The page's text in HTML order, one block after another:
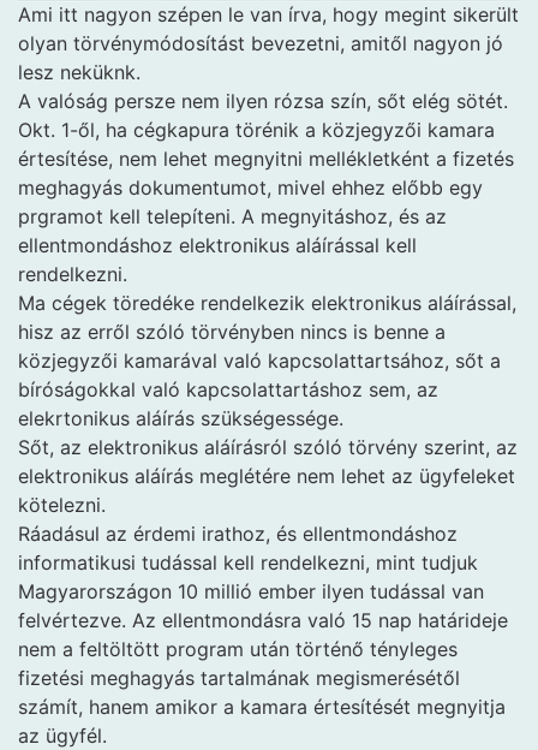
Ami itt nagyon szépen le van írva, hogy megint sikerült
olyan törvénymódosítást bevezetni, amitől nagyon jó
lesz neküknk.
A valóság persze nem ilyen rózsa szín, sőt elég sötét.
Okt. 1-ől, ha cégkapura törénik a közjegyzői kamara
értesítése, nem lehet megnyitni mellékletként a fizetés
meghagyás dokumentumot, mivel ehhez előbb egy
prgramot kell telepíteni. A megnyitáshoz, és az
ellentmondáshoz elektronikus aláírással kell
rendelkezni.
Ma cégek töredéke rendelkezik elektronikus aláírással,
hisz az erről szóló törvényben nincs is benne a
közjegyzői kamarával való kapcsolattartsához, sőt a
bíróságokkal való kapcsolattartáshoz sem, az
elekrtonikus aláírás szükségessége.
Sőt, az elektronikus aláírásról szóló törvény szerint, az
elektronikus aláírás meglétére nem lehet az ügyfeleket
kötelezni.
Ráadásul az érdemi irathoz, és ellentmondáshoz
informatikusi tudással kell rendelkezni, mint tudjuk
Magyarországon 10 millió ember ilyen tudással van
felvértezve. Az ellentmondásra való 15 nap határideje
nem a feltöltött program után történő tényleges
fizetési meghagyás tartalmának megismerésétől
számít, hanem amikor a kamara értesítését megnyitja
az ügyfél.